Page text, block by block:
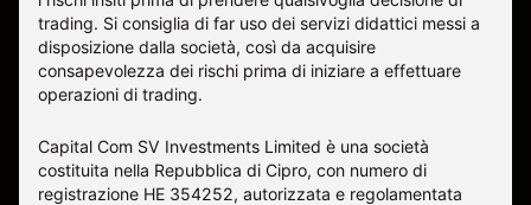
trading. Si consiglia di far uso dei servizi didattici messi a
disposizione dalla società, così da acquisire
consapevolezza dei rischi prima di iniziare a effettuare
operazioni di trading.
Capital Com SV Investments Limited è una società
costituita nella Repubblica di Cipro, con numero di
registrazione HE 354252, autorizzata e regolamentata